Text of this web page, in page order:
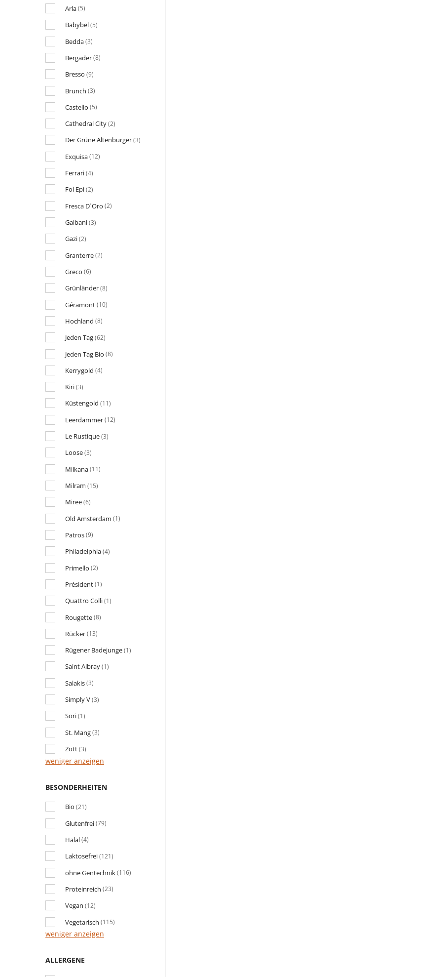
Arla(5)
Babybel(5)
Bedda(3)
Bergader(8)
Bresso (9)
Brunch (3)
Castello (5)
Cathedral City(2)
Der Grüne Altenburger(3)
Exquisa(12)
Ferrari(4)
Fol Epi(2)
Fresca D´Oro (2)
Galbani(3)
Gazi(2)
Granterre(2)
Greco (6)
Grünländer(8)
Géramont(10)
Hochland (8)
Jeden Tag(62)
Jeden Tag Bio (8)
Kerrygold (4)
Kiri(3)
Küstengold (11)
Leerdammer(12)
Le Rustique(3)
Loose(3)
Milkana(11)
Milram (15)
Miree(6)
Old Amsterdam (1)
Patros(9)
Philadelphia(4)
Primello (2)
Président(1)
Quattro Colli(1)
Rougette(8)
Rücker(13)
Rügener Badejunge(1)
Saint Albray(1)
Salakis(3)
Simply V(3)
Sori(1)
St. Mang(3)
Zott(3)
weniger anzeigen
BESONDERHEITEN
Bio (21)
Glutenfrei(79)
Halal(4)
Laktosefrei(121)
ohne Gentechnik(116)
Proteinreich (23)
Vegan (12)
Vegetarisch (115)
weniger anzeigen
ALLERGENE